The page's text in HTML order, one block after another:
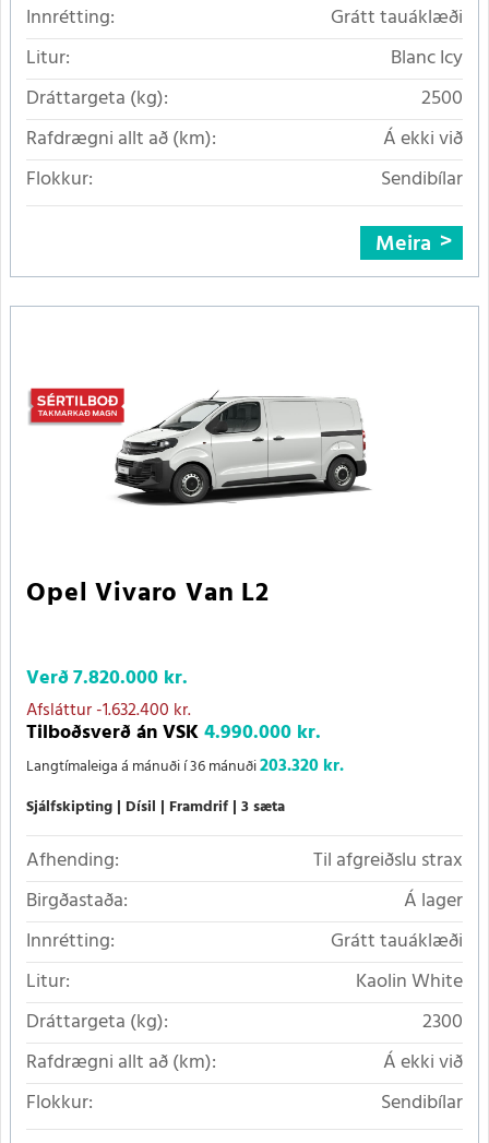
Innrétting:
Grátt tauáklæði
Litur:
Blanc Icy
Dráttargeta (kg):
2500
Rafdrægni allt að (km):
Á ekki við
Flokkur:
Sendibílar
Meira
Opel Vivaro Van L2
Verð7.820.000 kr.
Afsláttur-1.632.400 kr.
Tilboðsverð án VSK4.990.000 kr.
Langtímaleiga á mánuði í 36 mánuði203.320 kr.
Sjálfskipting Dísil Framdrif 3 sæta
Afhending:
Til afgreiðslu strax
Birgðastaða:
Á lager
Innrétting:
Grátt tauáklæði
Litur:
Kaolin White
Dráttargeta (kg):
2300
Rafdrægni allt að (km):
Á ekki við
Flokkur:
Sendibílar